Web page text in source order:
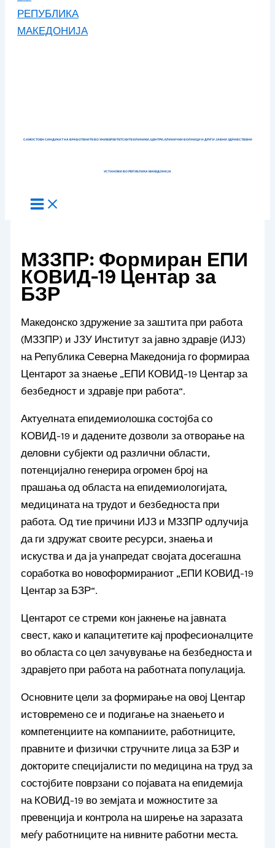
САМОСТОЕН СИНДИКАТ НА ВРАБОТЕНИТЕ ВО УНИВЕРЗИТЕТСКИТЕ КЛИНИКИ, ЦЕНТРИ, КЛИНИЧКИ БОЛНИЦИ И ДРУГИ ЈАВНИ ЗДРАВСТВЕНИ
УСТАНОВИ ВО РЕПУБЛИКА МАКЕДОНИЈА
МЗЗПР: Формиран ЕПИ
КОВИД-19 Центар за
БЗР
Македонско здружение за заштита при работа
(МЗЗПР) и ЈЗУ Институт за јавно здравје (ИЈЗ)
на Република Северна Македонија го формираа
Центарот за знаење „ЕПИ КОВИД-19 Центар за
безбедност и здравје при работа“.
Актуелната епидемиолошка состојба со
КОВИД-19 и дадените дозволи за отворање на
деловни субјекти од различни области,
потенцијално генерира огромен број на
прашања од областа на епидемиологијата,
медицината на трудот и безбедноста при
работа. Од тие причини ИЈЗ и МЗЗПР одлучија
да ги здружат своите ресурси, знаења и
искуства и да ја унапредат својата досегашна
соработка во новоформираниот „ЕПИ КОВИД-19
Центар за БЗР“.
Центарот се стреми кон јакнење на јавната
свест, како и капацитетите кај професионалците
во областа со цел зачувување на безбедноста и
здравјето при работа на работната популација.
Основните цели за формирање на овој Центар
истовремено се и подигање на знаењето и
компетенциите на компаниите, работниците,
правните и физички стручните лица за БЗР и
докторите специјалисти по медицина на труд за
состојбите поврзани со појавата на епидемија
на КОВИД-19 во земјата и можностите за
превенција и контрола на ширење на заразата
меѓу работниците на нивните работни места.